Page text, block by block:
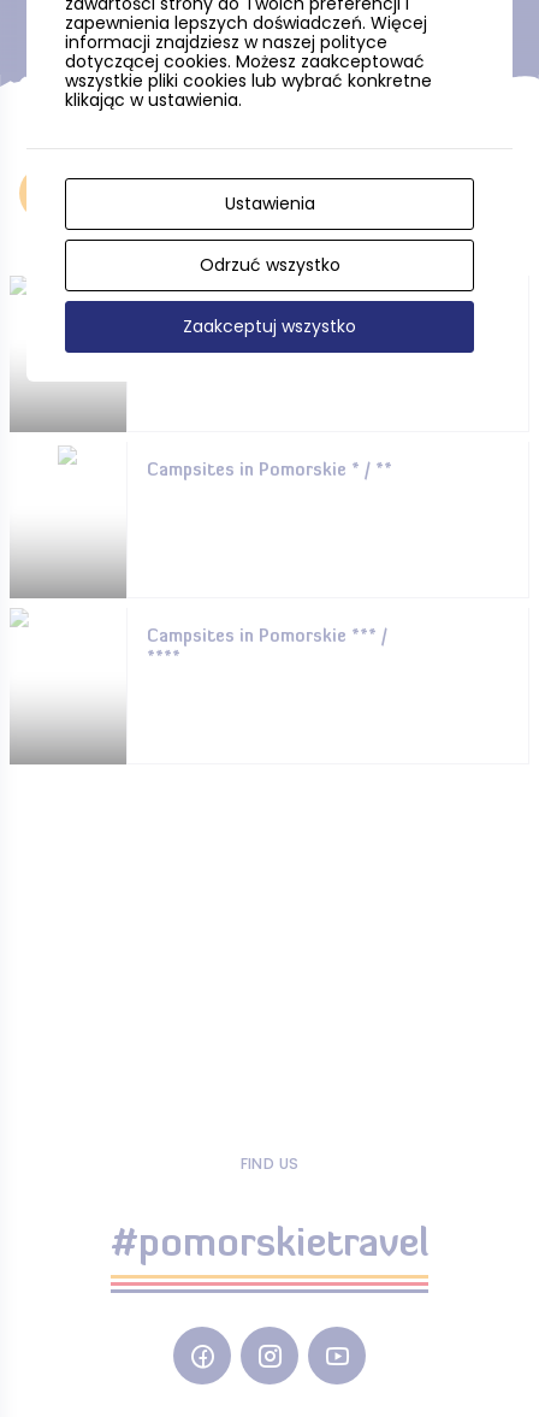
Accommodation
Hotels, guesthouses and
more. . . .
Campsites in Pomorskie * / **
Campsites in Pomorskie *** /
****
FIND US
#pomorskietravel
zapewnienia lepszych doświadczeń. Więcej
informacji znajdziesz w naszej polityce
dotyczącej cookies. Możesz zaakceptować
wszystkie pliki cookies lub wybrać konkretne
klikając w ustawienia.
Ustawienia
Odrzuć wszystko
Zaakceptuj wszystko